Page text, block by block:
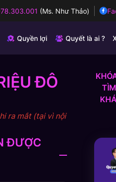
(Ms. Như Thảo)
Quyền lợi Quyết là ai ?
ĐÔ
ra mắt (tại vì nội
ĐƯỢC